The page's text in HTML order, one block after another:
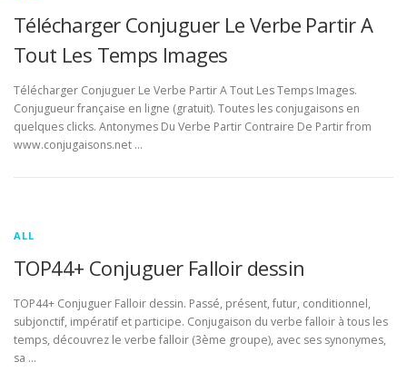
Télécharger Conjuguer Le Verbe Partir A
Tout Les Temps Images
Télécharger Conjuguer Le Verbe Partir A Tout Les Temps Images.
Conjugueur française en ligne (gratuit). Toutes les conjugaisons en
quelques clicks. Antonymes Du Verbe Partir Contraire De Partir from
www.conjugaisons.net …
ALL
TOP44+ Conjuguer Falloir dessin
TOP44+ Conjuguer Falloir dessin. Passé, présent, futur, conditionnel,
subjonctif, impératif et participe. Conjugaison du verbe falloir à tous les
temps, découvrez le verbe falloir (3ème groupe), avec ses synonymes,
sa …